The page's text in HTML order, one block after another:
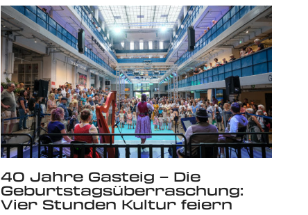
40 Jahre Gasteig – Die
Geburtstagsüberraschung:
Vier Stunden Kultur feiern